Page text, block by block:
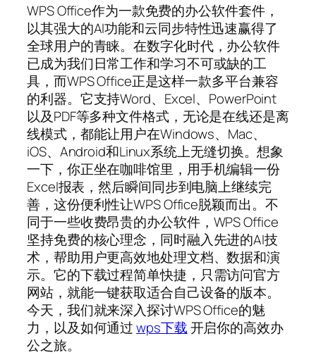
WPS Office作为一款免费的办公软件套件，
以其强大的AI功能和云同步特性迅速赢得了
全球用户的青睐。在数字化时代，办公软件
已成为我们日常工作和学习不可或缺的工
具，而WPS Office正是这样一款多平台兼容
的利器。它支持Word、Excel、PowerPoint
以及PDF等多种文件格式，无论是在线还是离
线模式，都能让用户在Windows、Mac、
iOS、Android和Linux系统上无缝切换。想象
一下，你正坐在咖啡馆里，用手机编辑一份
Excel报表，然后瞬间同步到电脑上继续完
善，这份便利性让WPS Office脱颖而出。不
同于一些收费昂贵的办公软件，WPS Office
坚持免费的核心理念，同时融入先进的AI技
术，帮助用户更高效地处理文档、数据和演
示。它的下载过程简单快捷，只需访问官方
网站，就能一键获取适合自己设备的版本。
今天，我们就来深入探讨WPS Office的魅
力，以及如何通过wps下载开启你的高效办
公之旅。